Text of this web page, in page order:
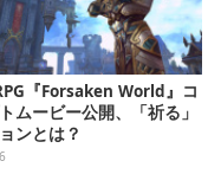
『Forsaken World』コ
ムービー公開、「祈る」
ンとは？